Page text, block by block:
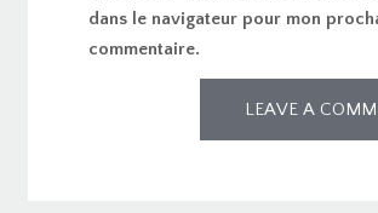
dans le navigateur pour mon
commentaire.